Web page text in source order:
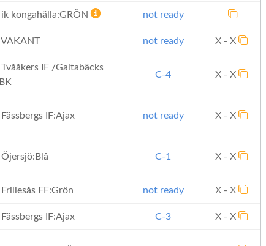
ik kongahälla:GRÖN not ready
VAKANT not ready X - X
Tvååkers IF /Galtabäcks
BK
C-4 X - X
Fässbergs IF:Ajax not ready X - X
Öjersjö:Blå C-1 X - X
Frillesås FF:Grön not ready X - X
Fässbergs IF:Ajax C-3 X - X